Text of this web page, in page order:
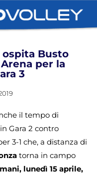
ospita Busto
per la
3
il tempo di
Gara 2 contro
3-1 che, a distanza di
torna in campo
lunedì 15 aprile,